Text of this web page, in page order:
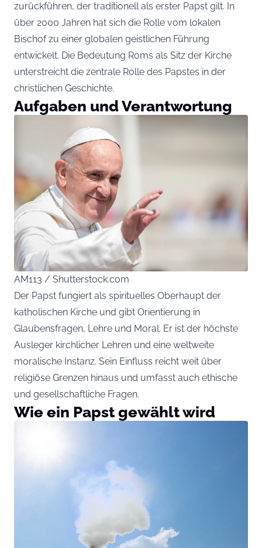
zurückführen, der traditionell als erster Papst gilt. In
über 2000 Jahren hat sich die Rolle vom lokalen
Bischof zu einer globalen geistlichen Führung
entwickelt. Die Bedeutung Roms als Sitz der Kirche
unterstreicht die zentrale Rolle des Papstes in der
christlichen Geschichte.
Aufgaben und Verantwortung
AM113 / Shutterstock.com
Der Papst fungiert als spirituelles Oberhaupt der
katholischen Kirche und gibt Orientierung in
Glaubensfragen, Lehre und Moral. Er ist der höchste
Ausleger kirchlicher Lehren und eine weltweite
moralische Instanz. Sein Einfluss reicht weit über
religiöse Grenzen hinaus und umfasst auch ethische
und gesellschaftliche Fragen.
Wie ein Papst gewählt wird